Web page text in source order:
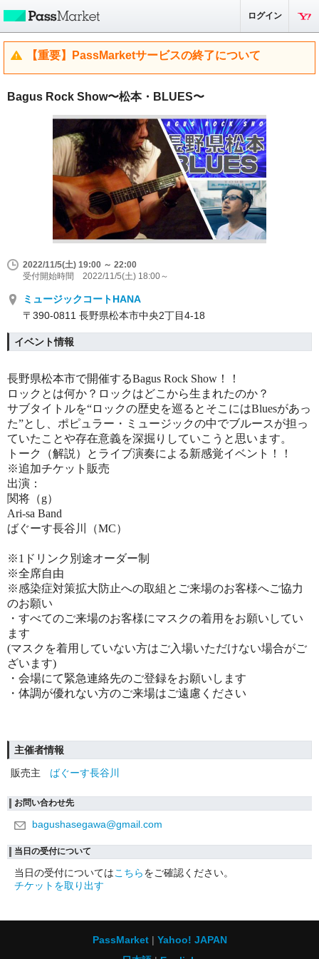
ログイン
【重要】PassMarketサービスの終了について
Bagus Rock Show〜松本・BLUES〜
2022/11/5(土) 19:00 ～ 22:00
受付開始時間 2022/11/5(土) 18:00～
ミュージックコートHANA
〒390-0811 長野県松本市中央2丁目4-18
イベント情報
長野県松本市で開催するBagus Rock Show！！
ロックとは何か？ロックはどこから生まれたのか？
サブタイトルを“ロックの歴史を巡るとそこにはBluesがあっ
た”とし、ポピュラー・ミュージックの中でブルースが担っ
ていたことや存在意義を深掘りしていこうと思います。
トーク（解説）とライブ演奏による新感覚イベント！！
※追加チケット販売
出演：
関将（g）
Ari-sa Band
ばぐーす長谷川（MC）
※1ドリンク別途オーダー制
※全席自由
※感染症対策拡大防止への取組とご来場のお客様へご協力
のお願い
・すべてのご来場のお客様にマスクの着用をお願いしてい
ます
(マスクを着用していない方はご入場いただけない場合がご
ざいます)
・会場にて緊急連絡先のご登録をお願いします
・体調が優れない方のご来場はご遠慮ください
主催者情報
販売主
ばぐーす長谷川
お問い合わせ先
bagushasegawa@gmail.com
当日の受付について
当日の受付についてはこちらをご確認ください。
チケットを取り出す
PassMarket
Yahoo! JAPAN